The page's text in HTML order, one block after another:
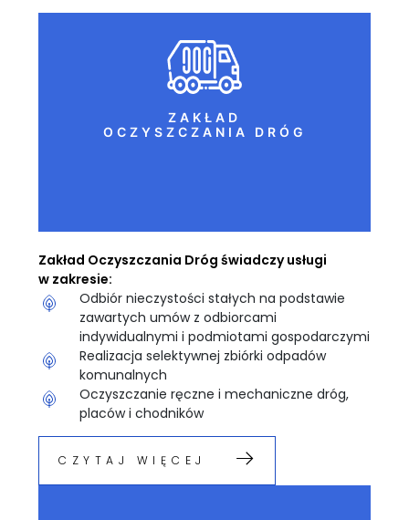
ZAKŁAD
OCZYSZCZANIA DRÓG
Zakład Oczyszczania Dróg świadczy usługi
w zakresie:
Odbiór nieczystości stałych na podstawie
zawartych umów z odbiorcami
indywidualnymi i podmiotami gospodarczymi
Realizacja selektywnej zbiórki odpadów
komunalnych
Oczyszczanie ręczne i mechaniczne dróg,
placów i chodników
CZYTAJ WIĘCEJ